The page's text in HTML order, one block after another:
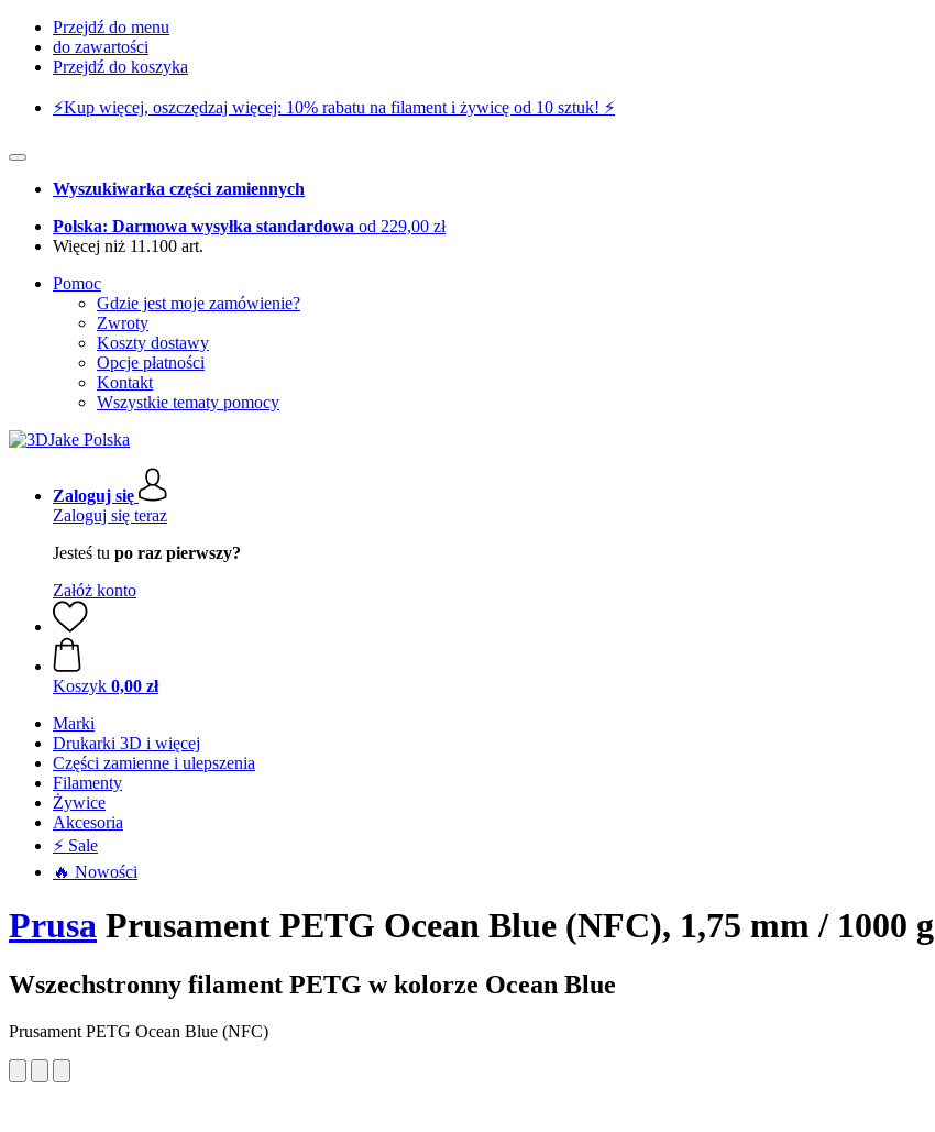
Przejdź do menu
do zawartości
Przejdź do koszyka
⚡️Kup więcej, oszczędzaj więcej: 10% rabatu na filament i żywicę od 10 sztuk! ⚡️
Wyszukiwarka części zamiennych
Polska: Darmowa wysyłka standardowa od 229,00 zł
Więcej niż 11.100 art.
Pomoc
Gdzie jest moje zamówienie?
Zwroty
Koszty dostawy
Opcje płatności
Kontakt
Wszystkie tematy pomocy
Zaloguj się
Zaloguj się teraz
Jesteś tu po raz pierwszy?
Załóż konto
Koszyk 0,00 zł
Marki
Drukarki 3D i więcej
Części zamienne i ulepszenia
Filamenty
Żywice
Akcesoria
⚡ Sale
🔥 Nowości
Prusa Prusament PETG Ocean Blue (NFC), 1,75 mm / 1000 g
Wszechstronny filament PETG w kolorze Ocean Blue
Prusament PETG Ocean Blue (NFC)